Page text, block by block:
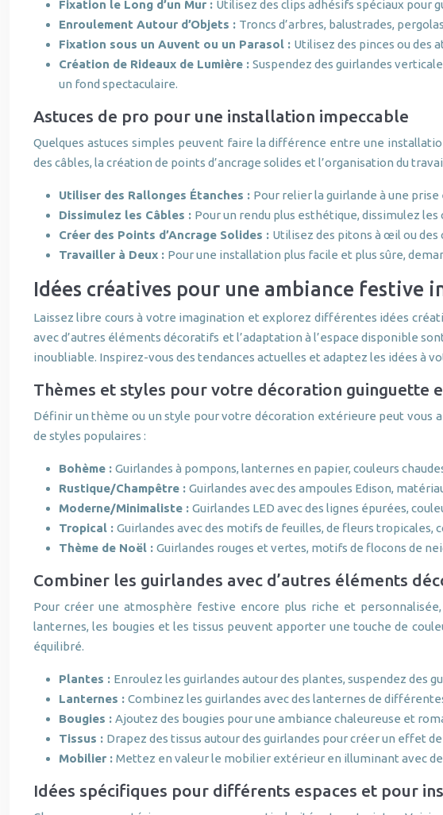
Fixation le Long d’un Mur : Utilisez des clips adhésifs spéciaux pour
Enroulement Autour d’Objets : Troncs d’arbres, balustrades,
Fixation sous un Auvent ou un Parasol : Utilisez des pinces ou des
Création de Rideaux de Lumière : Suspendez des guirlandes
un fond spectaculaire.
Astuces de pro pour une installation impeccable
Quelques astuces simples peuvent faire la différence entre une
des câbles, la création de points d’ancrage solides et l’organisation du
Utiliser des Rallonges Étanches : Pour relier la guirlande à une
Dissimulez les Câbles : Pour un rendu plus esthétique, dissimulez
Créer des Points d’Ancrage Solides : Utilisez des pitons à œil ou des
Travailler à Deux : Pour une installation plus facile et plus sûre,
Idées créatives pour une ambiance festive
Laissez libre cours à votre imagination et explorez différentes idées
avec d’autres éléments décoratifs et l’adaptation à l’espace disponible
inoubliable. Inspirez-vous des tendances actuelles et adaptez les idées à
Thèmes et styles pour votre décoration guinguette
Définir un thème ou un style pour votre décoration extérieure peut vous
de styles populaires :
Bohème : Guirlandes à pompons, lanternes en papier, couleurs
Rustique/Champêtre : Guirlandes avec des ampoules Edison,
Moderne/Minimaliste : Guirlandes LED avec des lignes épurées,
Tropical : Guirlandes avec des motifs de feuilles, de fleurs tropicales,
Thème de Noël : Guirlandes rouges et vertes, motifs de flocons de
Combiner les guirlandes avec d’autres éléments
Pour créer une atmosphère festive encore plus riche et
lanternes, les bougies et les tissus peuvent apporter une touche de
équilibré.
Plantes : Enroulez les guirlandes autour des plantes, suspendez des
Lanternes : Combinez les guirlandes avec des lanternes de
Bougies : Ajoutez des bougies pour une ambiance chaleureuse et
Tissus : Drapez des tissus autour des guirlandes pour créer un effet
Mobilier : Mettez en valeur le mobilier extérieur en illuminant avec
Idées spécifiques pour différents espaces et pour